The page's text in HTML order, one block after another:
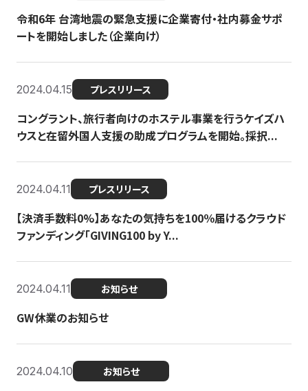
令和6年 台湾地震の緊急支援に企業寄付・社内募金サポ
ートを開始しました（企業向け）
2024.04.15 プレスリリース
コングラント、旅行者向けのホステル事業を行うケイズハ
ウスと在留外国人支援の助成プログラムを開始。採択...
2024.04.11 プレスリリース
【決済手数料0%】あなたの気持ちを100％届けるクラウド
ファンディング「GIVING100 by Y...
2024.04.11 お知らせ
GW休業のお知らせ
2024.04.10 お知らせ